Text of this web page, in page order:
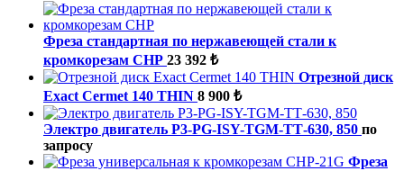
Фреза стандартная по нержавеющей стали к
кромкорезам СНР 23 392 ₺
Отрезной диск
Exact Cermet 140 THIN 8 900 ₺
Электро двигатель P3-PG-ISY-TGM-ТТ-630, 850 по
запросу
Фреза